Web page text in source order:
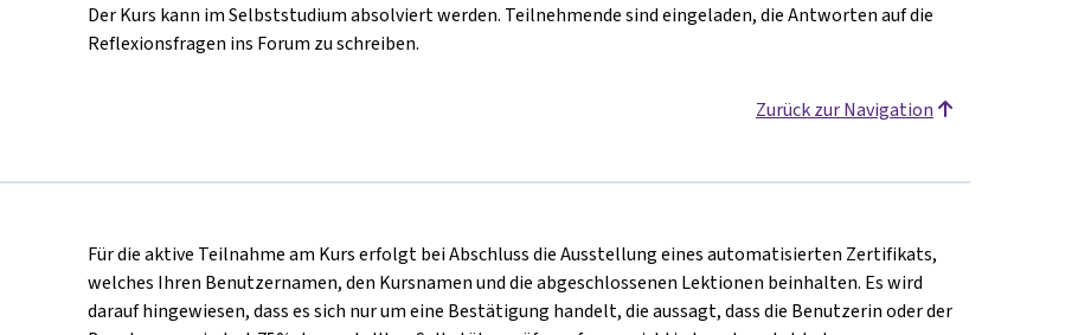
Der Kurs kann im Selbststudium absolviert werden. Teilnehmende sind eingeladen, die Antworten auf die
Reflexionsfragen ins Forum zu schreiben.
Zurück zur Navigation
Für die aktive Teilnahme am Kurs erfolgt bei Abschluss die Ausstellung eines automatisierten Zertifikats,
welches Ihren Benutzernamen, den Kursnamen und die abgeschlossenen Lektionen beinhalten. Es wird
darauf hingewiesen, dass es sich nur um eine Bestätigung handelt, die aussagt, dass die Benutzerin oder der